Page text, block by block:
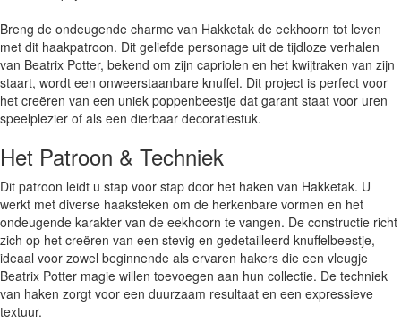
Breng de ondeugende charme van Hakketak de eekhoorn tot leven
met dit haakpatroon. Dit geliefde personage uit de tijdloze verhalen
van Beatrix Potter, bekend om zijn capriolen en het kwijtraken van zijn
staart, wordt een onweerstaanbare knuffel. Dit project is perfect voor
het creëren van een uniek poppenbeestje dat garant staat voor uren
speelplezier of als een dierbaar decoratiestuk.
Het Patroon & Techniek
Dit patroon leidt u stap voor stap door het haken van Hakketak. U
werkt met diverse haaksteken om de herkenbare vormen en het
ondeugende karakter van de eekhoorn te vangen. De constructie richt
zich op het creëren van een stevig en gedetailleerd knuffelbeestje,
ideaal voor zowel beginnende als ervaren hakers die een vleugje
Beatrix Potter magie willen toevoegen aan hun collectie. De techniek
van haken zorgt voor een duurzaam resultaat en een expressieve
textuur.